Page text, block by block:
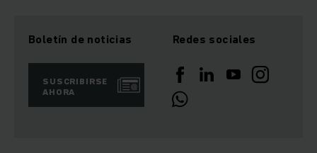
Boletín de noticias
SUSCRIBIRSE
AHORA
Redes sociales